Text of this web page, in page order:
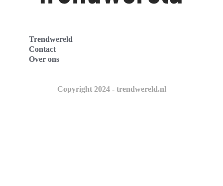
Trendwereld
Contact
Over ons
Copyright 2024 - trendwereld.nl